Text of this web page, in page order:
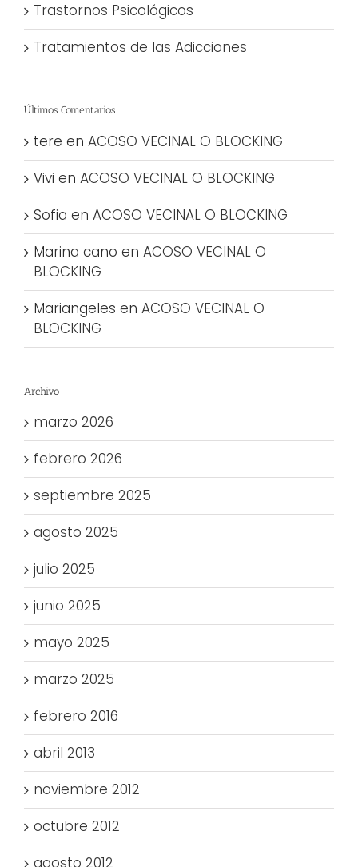
Trastornos Psicológicos
Tratamientos de las Adicciones
Últimos Comentarios
tere en ACOSO VECINAL O BLOCKING
Vivi en ACOSO VECINAL O BLOCKING
Sofia en ACOSO VECINAL O BLOCKING
Marina cano en ACOSO VECINAL O
BLOCKING
Mariangeles en ACOSO VECINAL O
BLOCKING
Archivo
marzo 2026
febrero 2026
septiembre 2025
agosto 2025
julio 2025
junio 2025
mayo 2025
marzo 2025
febrero 2016
abril 2013
noviembre 2012
octubre 2012
agosto 2012